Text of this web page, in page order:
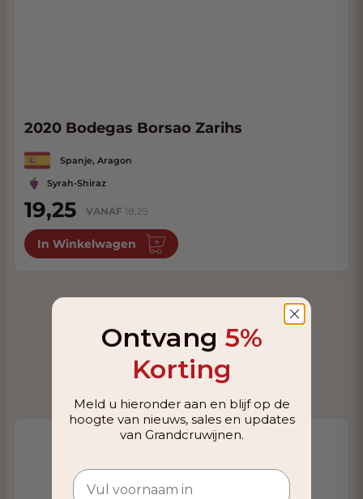
2020 Bodegas Borsao Zarihs
Spanje, Aragon
Syrah-Shiraz
19,25 VANAF 18,25
In Winkelwagen
Ontvang 5%
Korting
Meld u hieronder aan en blijf op de
hoogte van nieuws, sales en updates
van Grandcruwijnen.